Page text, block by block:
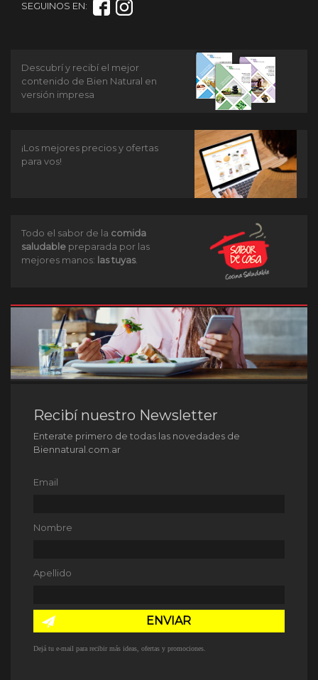
SEGUINOS EN:
Descubrí y recibí el mejor
contenido de Bien Natural en
versión impresa
¡Los mejores precios y ofertas
para vos!
Todo el sabor de la comida
saludable preparada por las
mejores manos: las tuyas.
Recibí nuestro Newsletter
Enterate primero de todas las novedades de
Biennatural.com.ar
Email
Nombre
Apellido
ENVIAR
Dejá tu e-mail para recibir más ideas, ofertas y promociones.